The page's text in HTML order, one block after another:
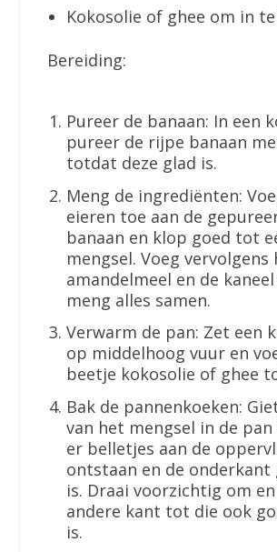
Kokosolie of ghee om in
Bereiding:
Pureer de banaan: In een
pureer de rijpe banaan
totdat deze glad is.
Meng de ingrediënten:
eieren toe aan de
banaan en klop goed tot
mengsel. Voeg vervolgens
amandelmeel en de
meng alles samen.
Verwarm de pan: Zet een
op middelhoog vuur en
beetje kokosolie of ghee
Bak de pannenkoeken:
van het mengsel in de
er belletjes aan de
ontstaan en de
is. Draai voorzichtig om
andere kant tot die ook
is.